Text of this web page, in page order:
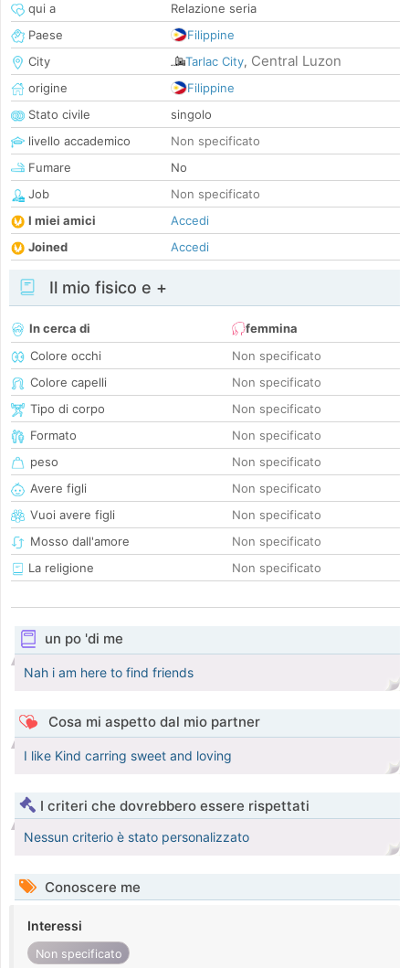
qui a
Relazione seria
Paese
Filippine
City
Tarlac City, Central Luzon
origine
Filippine
Stato civile
singolo
livello accademico
Non specificato
Fumare
No
Job
Non specificato
I miei amici
Accedi
Joined
Accedi
Il mio fisico e +
In cerca di
femmina
Colore occhi
Non specificato
Colore capelli
Non specificato
Tipo di corpo
Non specificato
Formato
Non specificato
peso
Non specificato
Avere figli
Non specificato
Vuoi avere figli
Non specificato
Mosso dall'amore
Non specificato
La religione
Non specificato
un po 'di me
Nah i am here to find friends
Cosa mi aspetto dal mio partner
I like Kind carring sweet and loving
I criteri che dovrebbero essere rispettati
Nessun criterio è stato personalizzato
Conoscere me
Interessi
Non specificato